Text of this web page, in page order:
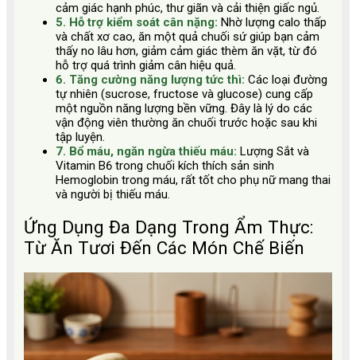
cảm giác hạnh phúc, thư giãn và cải thiện giấc ngủ.
5. Hỗ trợ kiểm soát cân nặng: Nhờ lượng calo thấp
và chất xơ cao, ăn một quả chuối sứ giúp bạn cảm
thấy no lâu hơn, giảm cảm giác thèm ăn vặt, từ đó
hỗ trợ quá trình giảm cân hiệu quả.
6. Tăng cường năng lượng tức thì: Các loại đường
tự nhiên (sucrose, fructose và glucose) cung cấp
một nguồn năng lượng bền vững. Đây là lý do các
vận động viên thường ăn chuối trước hoặc sau khi
tập luyện.
7. Bổ máu, ngăn ngừa thiếu máu: Lượng Sắt và
Vitamin B6 trong chuối kích thích sản sinh
Hemoglobin trong máu, rất tốt cho phụ nữ mang thai
và người bị thiếu máu.
Ứng Dụng Đa Dạng Trong Ẩm Thực:
Từ Ăn Tươi Đến Các Món Chế Biến